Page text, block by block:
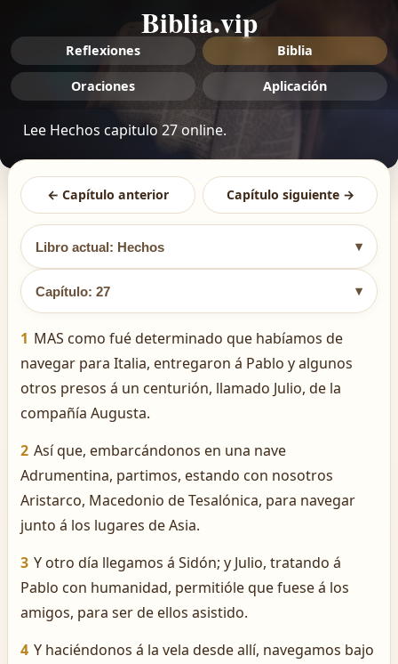
Biblia.vip
Reflexiones Biblia
Oraciones Aplicación
Lee Hechos capitulo 27 online.
← Capítulo anterior Capítulo siguiente →
Libro actual: Hechos ▾
Capítulo: 27 ▾
1 MAS como fué determinado que habíamos de
navegar para Italia, entregaron á Pablo y algunos
otros presos á un centurión, llamado Julio, de la
compañía Augusta.
2 Así que, embarcándonos en una nave
Adrumentina, partimos, estando con nosotros
Aristarco, Macedonio de Tesalónica, para navegar
junto á los lugares de Asia.
3 Y otro día llegamos á Sidón; y Julio, tratando á
Pablo con humanidad, permitióle que fuese á los
amigos, para ser de ellos asistido.
4 Y haciéndonos á la vela desde allí, navegamos bajo